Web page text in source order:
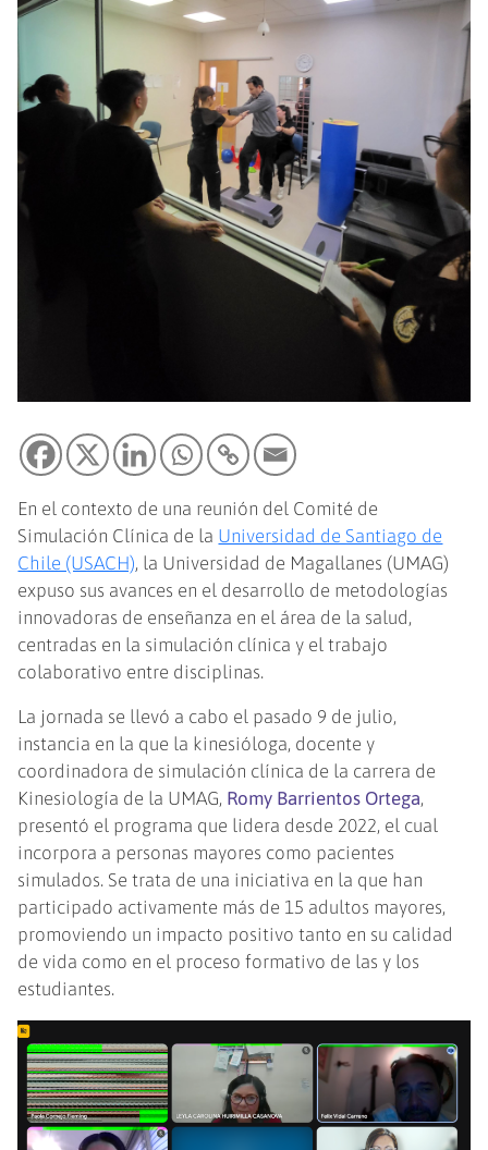
En el contexto de una reunión del Comité de
Simulación Clínica de la Universidad de Santiago de
Chile (USACH), la Universidad de Magallanes (UMAG)
expuso sus avances en el desarrollo de metodologías
innovadoras de enseñanza en el área de la salud,
centradas en la simulación clínica y el trabajo
colaborativo entre disciplinas.
La jornada se llevó a cabo el pasado 9 de julio,
instancia en la que la kinesióloga, docente y
coordinadora de simulación clínica de la carrera de
Kinesiología de la UMAG, Romy Barrientos Ortega,
presentó el programa que lidera desde 2022, el cual
incorpora a personas mayores como pacientes
simulados. Se trata de una iniciativa en la que han
participado activamente más de 15 adultos mayores,
promoviendo un impacto positivo tanto en su calidad
de vida como en el proceso formativo de las y los
estudiantes.